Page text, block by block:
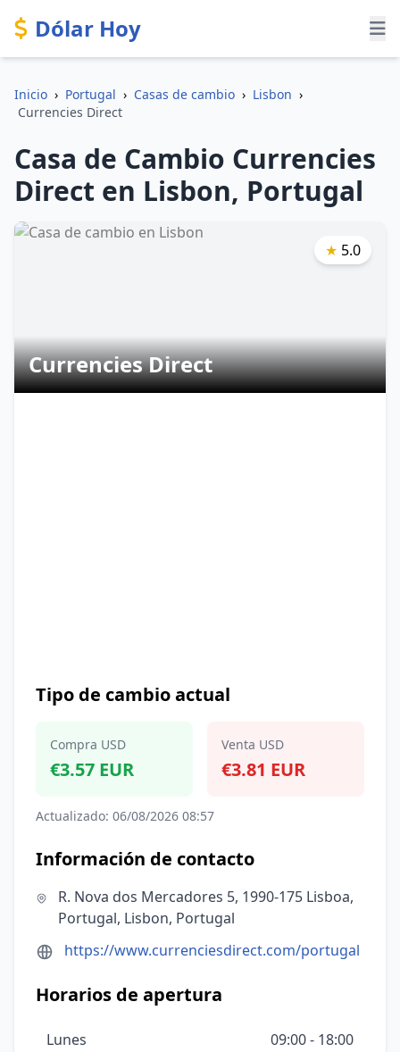
Dólar Hoy
Inicio › Portugal › Casas de cambio › Lisbon ›
Currencies Direct
Casa de Cambio Currencies
Direct en Lisbon, Portugal
Currencies Direct
★ 5.0
Tipo de cambio actual
Compra USD
€3.57 EUR
Venta USD
€3.81 EUR
Actualizado: 06/08/2026 08:57
Información de contacto
R. Nova dos Mercadores 5, 1990-175 Lisboa,
Portugal, Lisbon, Portugal
https://www.currenciesdirect.com/portugal
Horarios de apertura
Lunes 09:00 - 18:00